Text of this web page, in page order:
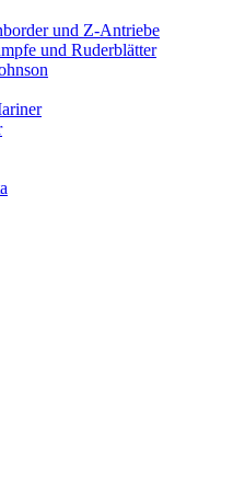
und Z-Antriebe
und Ruderblätter